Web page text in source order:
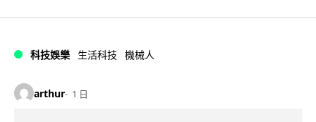
科技娛樂 生活科技 機械人
arthur 1 日